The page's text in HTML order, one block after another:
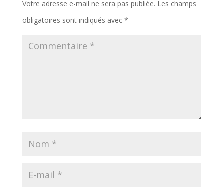
Votre adresse e-mail ne sera pas publiée. Les champs
obligatoires sont indiqués avec *